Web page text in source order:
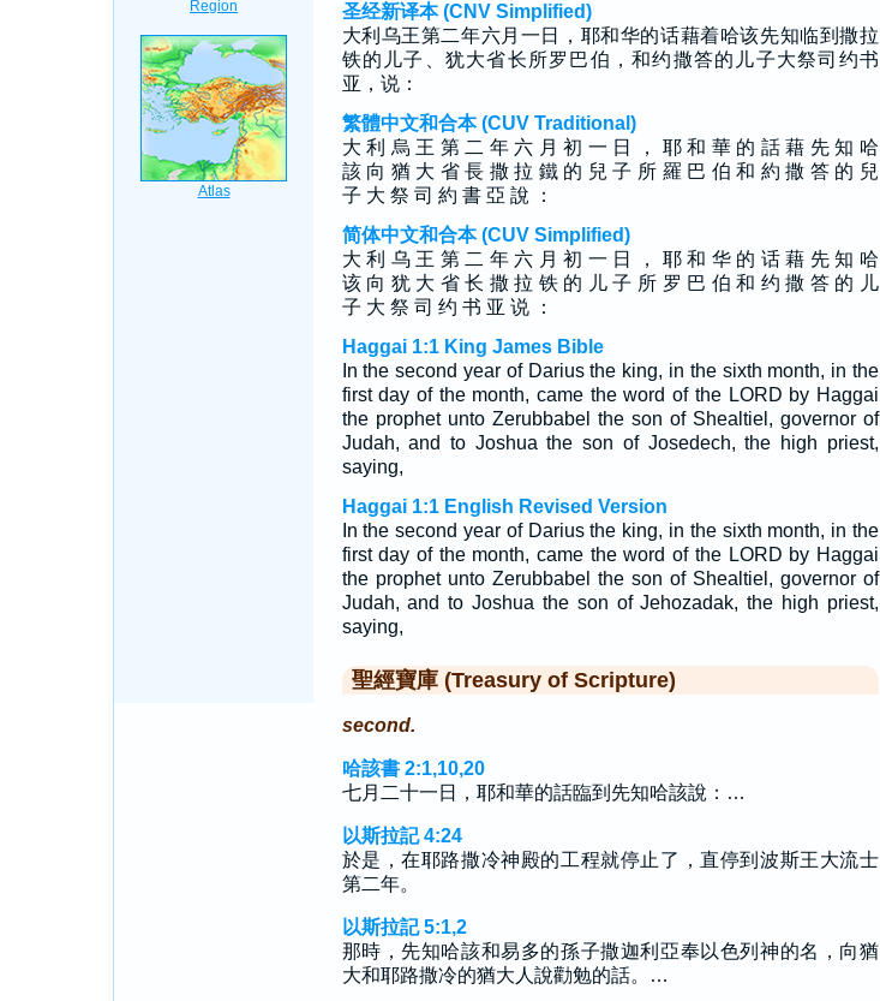
圣经新译本 (CNV Simplified)
大利乌王第二年六月一日，耶和华的话藉着哈该先知临到撒拉
铁的儿子、犹大省长所罗巴伯，和约撒答的儿子大祭司约书
亚，说：
繁體中文和合本 (CUV Traditional)
大 利 烏 王 第 二 年 六 月 初 一 日 ， 耶 和 華 的 話 藉 先 知 哈
該 向 猶 大 省 長 撒 拉 鐵 的 兒 子 所 羅 巴 伯 和 約 撒 答 的 兒
子 大 祭 司 約 書 亞 說 ：
简体中文和合本 (CUV Simplified)
大 利 乌 王 第 二 年 六 月 初 一 日 ， 耶 和 华 的 话 藉 先 知 哈
该 向 犹 大 省 长 撒 拉 铁 的 儿 子 所 罗 巴 伯 和 约 撒 答 的 儿
子 大 祭 司 约 书 亚 说 ：
Haggai 1:1 King James Bible
In the second year of Darius the king, in the sixth month, in the
first day of the month, came the word of the LORD by Haggai
the prophet unto Zerubbabel the son of Shealtiel, governor of
Judah, and to Joshua the son of Josedech, the high priest,
saying,
Haggai 1:1 English Revised Version
In the second year of Darius the king, in the sixth month, in the
first day of the month, came the word of the LORD by Haggai
the prophet unto Zerubbabel the son of Shealtiel, governor of
Judah, and to Joshua the son of Jehozadak, the high priest,
saying,
聖經寶庫 (Treasury of Scripture)
second.
哈該書 2:1,10,20
七月二十一日，耶和華的話臨到先知哈該說：…
以斯拉記 4:24
於是，在耶路撒冷神殿的工程就停止了，直停到波斯王大流士
第二年。
以斯拉記 5:1,2
那時，先知哈該和易多的孫子撒迦利亞奉以色列神的名，向猶
大和耶路撒冷的猶大人說勸勉的話。…